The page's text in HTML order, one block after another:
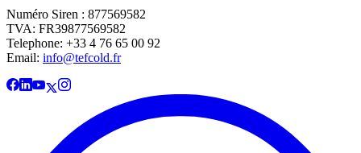
Numéro Siren : 877569582
TVA: FR39877569582
Telephone: +33 4 76 65 00 92
Email: info@tefcold.fr